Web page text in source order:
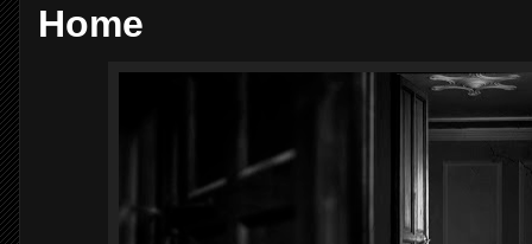
Home